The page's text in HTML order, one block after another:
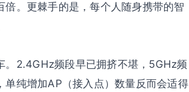
。更棘手的是，每个人随身携带的智
。2.4GHz频段早已拥挤不堪，5GHz频
纯增加AP（接入点）数量反而会适得